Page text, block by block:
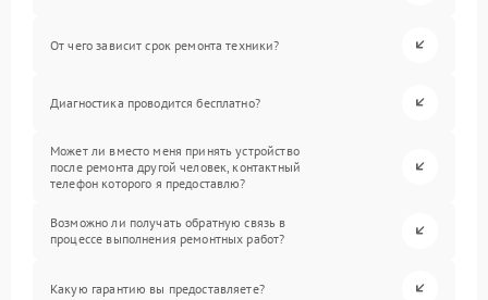
От чего зависит срок ремонта техники?
Диагностика проводится бесплатно?
Может ли вместо меня принять устройство
после ремонта другой человек, контактный
телефон которого я предоставлю?
Возможно ли получать обратную связь в
процессе выполнения ремонтных работ?
Какую гарантию вы предоставляете?